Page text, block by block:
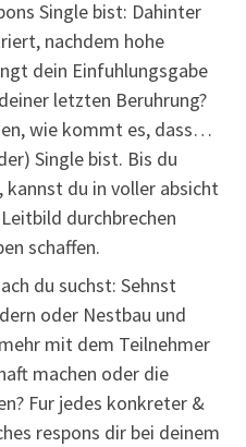
Single bist: Dahinter
nachdem hohe
dein Einfuhlungsgabe
letzten Beruhrung?
wie kommt es, dass…
Single bist. Bis du
kannst du in voller absicht
durchbrechen
schaffen.
du suchst: Sehnst
oder Nestbau und
mit dem Teilnehmer
machen oder die
Fur jedes konkreter &
respons dir bei deinem